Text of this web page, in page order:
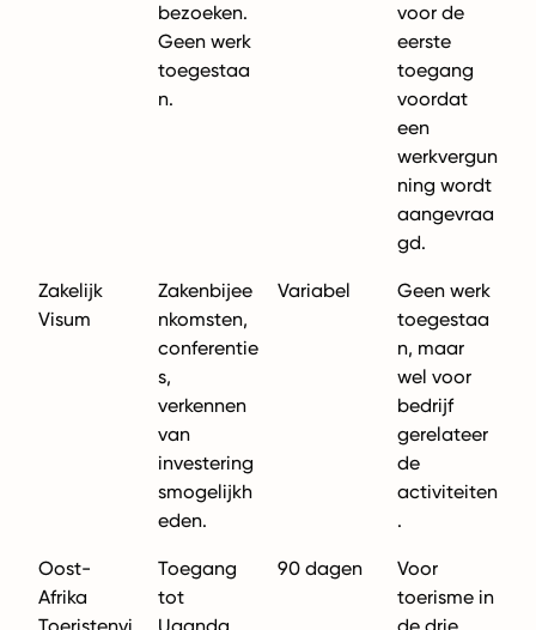
bezoeken.
Geen werk
toegestaa
n.
voor de
eerste
toegang
voordat
een
werkvergun
ning wordt
aangevraa
gd.
Zakelijk
Visum
Zakenbijee
nkomsten,
conferentie
s,
verkennen
van
investering
smogelijkh
eden.
Variabel
Geen werk
toegestaa
n, maar
wel voor
bedrijf
gerelateer
de
activiteiten
.
Oost-
Afrika
Toegang
tot
90 dagen
Voor
toerisme in